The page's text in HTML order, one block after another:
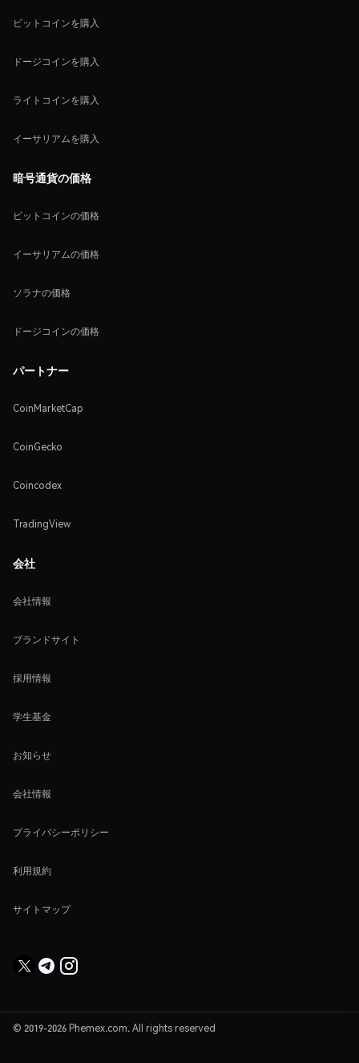
ビットコインを購入
ドージコインを購入
ライトコインを購入
イーサリアムを購入
暗号通貨の価格
ビットコインの価格
イーサリアムの価格
ソラナの価格
ドージコインの価格
パートナー
CoinMarketCap
CoinGecko
Coincodex
TradingView
会社
会社情報
ブランドサイト
採用情報
学生基金
お知らせ
会社情報
プライバシーポリシー
利用規約
サイトマップ
© 2019-2026 Phemex.com. All rights reserved